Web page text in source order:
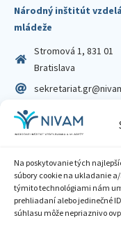
Na poskytovanie tých
súbory cookie na ukladanie
týmito technológiami nám
prehliadaní alebo jedinečné
súhlasu môže nepriaznivo
Národný inštitút
mládeže
Stromová 1, 831 01
Bratislava
IČO: 00164348
DIČ: 2020798714